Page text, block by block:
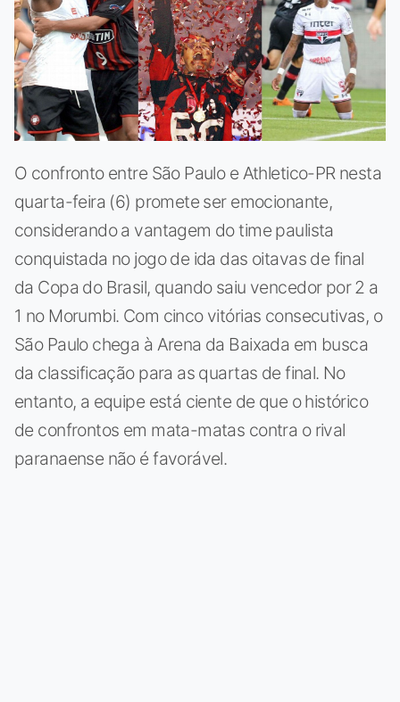
O confronto entre São Paulo e Athletico-PR nesta
quarta-feira (6) promete ser emocionante,
considerando a vantagem do time paulista
conquistada no jogo de ida das oitavas de final
da Copa do Brasil, quando saiu vencedor por 2 a
1 no Morumbi. Com cinco vitórias consecutivas, o
São Paulo chega à Arena da Baixada em busca
da classificação para as quartas de final. No
entanto, a equipe está ciente de que o histórico
de confrontos em mata-matas contra o rival
paranaense não é favorável.